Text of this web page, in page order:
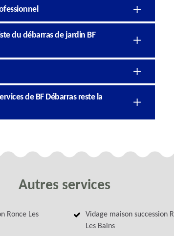
du débarras de jardin BF
de BF Débarras reste la
Autres services
Ronce Les
Vidage maison succession
Les Bains